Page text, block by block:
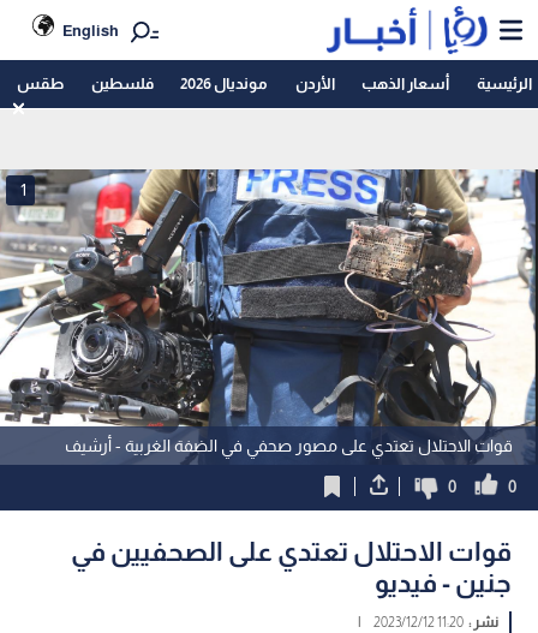
English
الرئيسية أسعار الذهب الأردن مونديال 2026 فلسطين طقس
قوات الاحتلال تعتدي على مصور صحفي في الضفة الغربية - أرشيف
1
0
0
قوات الاحتلال تعتدي على الصحفيين في
جنين - فيديو
نشر :11:20 2023/12/12
|